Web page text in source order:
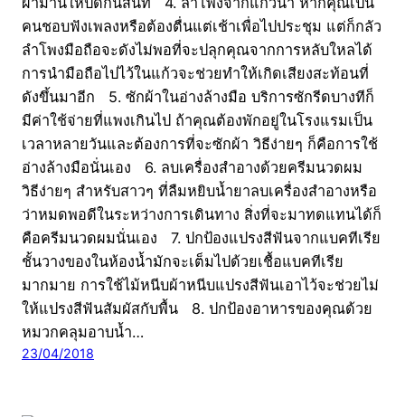
คนชอบฟังเพลงหรือต้องตื่นแต่เช้าเพื่อไปประชุม แต่ก็กลัว
ลำโพงมือถือจะดังไม่พอที่จะปลุกคุณจากการหลับใหลได้
การนำมือถือไปไว้ในแก้วจะช่วยทำให้เกิดเสียงสะท้อนที่
ดังขึ้นมาอีก 5. ซักผ้าในอ่างล้างมือ บริการซักรีดบางทีก็
มีค่าใช้จ่ายที่แพงเกินไป ถ้าคุณต้องพักอยู่ในโรงแรมเป็น
เวลาหลายวันและต้องการที่จะซักผ้า วิธีง่ายๆ ก็คือการใช้
อ่างล้างมือนั่นเอง 6. ลบเครื่องสำอางด้วยครีมนวดผม
วิธีง่ายๆ สำหรับสาวๆ ที่ลืมหยิบน้ำยาลบเครื่องสำอางหรือ
ว่าหมดพอดีในระหว่างการเดินทาง สิ่งที่จะมาทดแทนได้ก็
คือครีมนวดผมนั่นเอง 7. ปกป้องแปรงสีฟันจากแบคทีเรีย
ชั้นวางของในห้องน้ำมักจะเต็มไปด้วยเชื้อแบคทีเรีย
มากมาย การใช้ไม้หนีบผ้าหนีบแปรงสีฟันเอาไว้จะช่วยไม่
ให้แปรงสีฟันสัมผัสกับพื้น 8. ปกป้องอาหารของคุณด้วย
หมวกคลุมอาบน้ำ…
23/04/2018